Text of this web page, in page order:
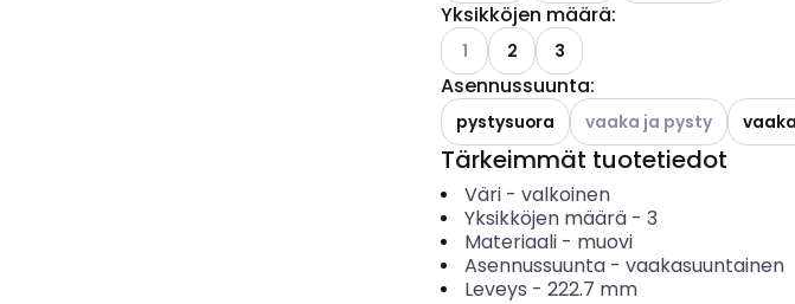
Yksikköjen määrä:
Katso käytettävissä olevat vaihtoehdot
1 2 3
Asennussuunta:
pystysuora Katso käytettävissä olevat
vaaka ja pysty
Tärkeimmät tuotetiedot
Väri- valkoinen
Yksikköjen määrä- 3
Materiaali- muovi
Asennussuunta- vaakasuuntainen
Leveys - 222.7 mm